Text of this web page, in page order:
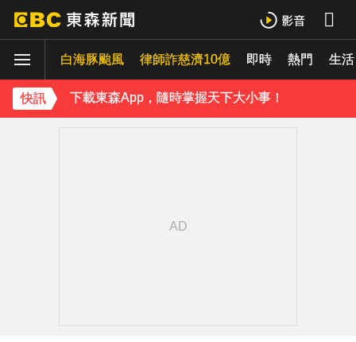
白海豚颱風 律師詐慈濟10億 即時 熱門 生活
快訊
《理財達人秀》X 安聯投信免費講座報名中！搶先卡位 2027
下載東森App，隨時掌握天下大小事！